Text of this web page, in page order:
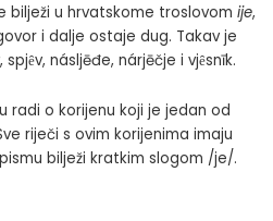
bilježi u hrvatskome troslovom ije,
i dalje ostaje dug. Takav je
násljēđe, nárjēčje i vjȇsnīk.
radi o korijenu koji je jedan od
riječi s ovim korijenima imaju
bilježi kratkim slogom /je/.